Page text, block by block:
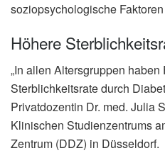
soziopsychologische
Höhere
„In allen Altersgruppen
Sterblichkeitsrate durch
Privatdozentin Dr. med. Julia
Klinischen Studienzentrums
Zentrum (DDZ) in Düsseldorf.